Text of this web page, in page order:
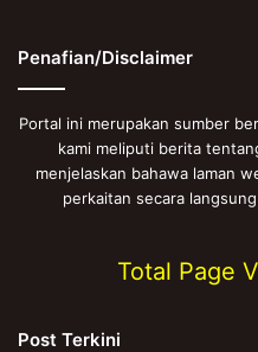
Penafian/Disclaimer
Portal ini merupakan sumber
kami meliputi berita
menjelaskan bahawa laman
perkaitan secara
Total Page
Post Terkini